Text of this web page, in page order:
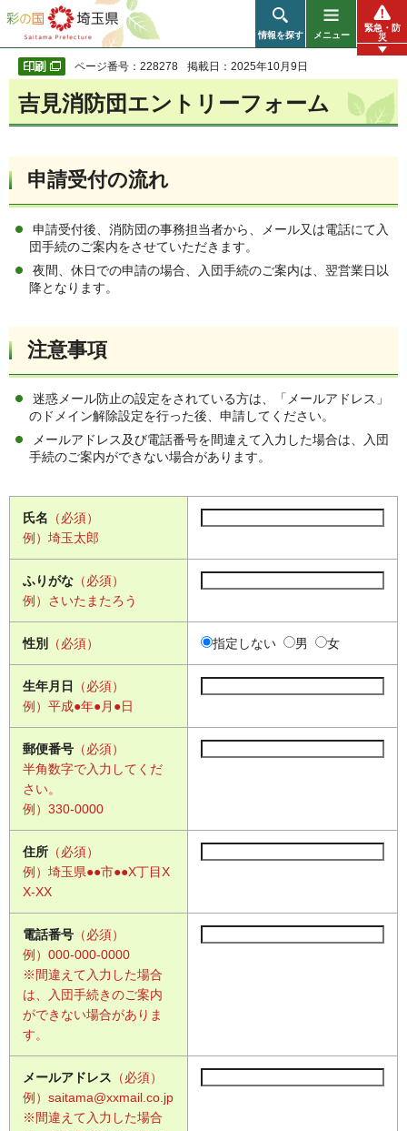
彩の国 埼玉県
情報を探す メニュー
緊急・防
災
ページ番号：228278 掲載日：2025年10月9日
吉見消防団エントリーフォーム
申請受付の流れ
申請受付後、消防団の事務担当者から、メール又は電話にて入
団手続のご案内をさせていただきます。
夜間、休日での申請の場合、入団手続のご案内は、翌営業日以
降となります。
注意事項
迷惑メール防止の設定をされている方は、「メールアドレス」
のドメイン解除設定を行った後、申請してください。
メールアドレス及び電話番号を間違えて入力した場合は、入団
手続のご案内ができない場合があります。
氏名 （必須）
例）埼玉太郎
ふりがな （必須）
例）さいたまたろう
性別 （必須） 指定しない 男 女
生年月日
（必須）
例）平成●年●月●日
郵便番号 （必須）
半角数字で入力してくだ
さい。
例）330-0000
住所 （必須）
例）埼玉県●●市●●X丁目X
X-XX
電話番号 （必須）
例）000-000-0000
※間違えて入力した場合
は、入団手続きのご案内
ができない場合がありま
す。
メールアドレス （必須）
例）saitama@xxmail.co.jp
※間違えて入力した場合